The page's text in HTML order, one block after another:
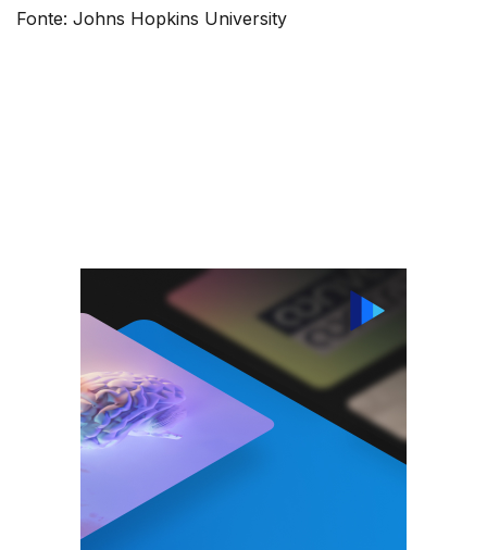
Fonte: Johns Hopkins University